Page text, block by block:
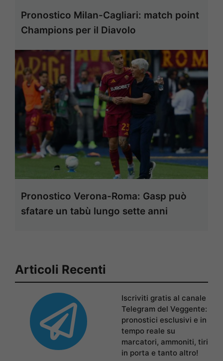
Pronostico Milan-Cagliari: match point
Champions per il Diavolo
Pronostico Verona-Roma: Gasp può
sfatare un tabù lungo sette anni
Articoli Recenti
Iscriviti gratis al canale
Telegram del Veggente:
pronostici esclusivi e in
tempo reale su
marcatori, ammoniti, tiri
in porta e tanto altro!